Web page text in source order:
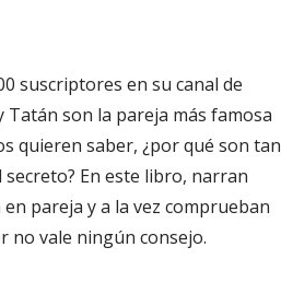
suscriptores en su canal de
Tatán son la pareja más famosa
quieren saber, ¿por qué son tan
secreto? En este libro, narran
pareja y a la vez comprueban
no vale ningún consejo.